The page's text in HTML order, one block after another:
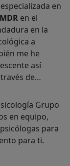
en
en el
en la
a
me he
así
de
Grupo
en equipo,
para
para ti.